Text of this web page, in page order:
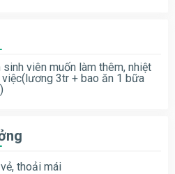
viên muốn làm thêm, nhiệt
3tr + bao ăn 1 bữa
thoải mái